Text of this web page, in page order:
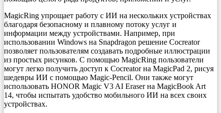
MagicRing упрощает работу с ИИ на нескольких устройствах
благодаря безопасному и плавному потоку услуг и
информации между устройствами. Например, при
использовании Windows на Snapdragon решение Cocreator
позволяет пользователям создавать подробные иллюстрации
из простых рисунков. С помощью MagicRing пользователи
могут легко получить доступ к Cocreator на MagicPad 2, рисуя
шедевры ИИ с помощью Magic-Pencil. Они также могут
использовать HONOR Magic V3 AI Eraser на MagicBook Art
14, чтобы испытать удобство мобильного ИИ на всех своих
устройствах.